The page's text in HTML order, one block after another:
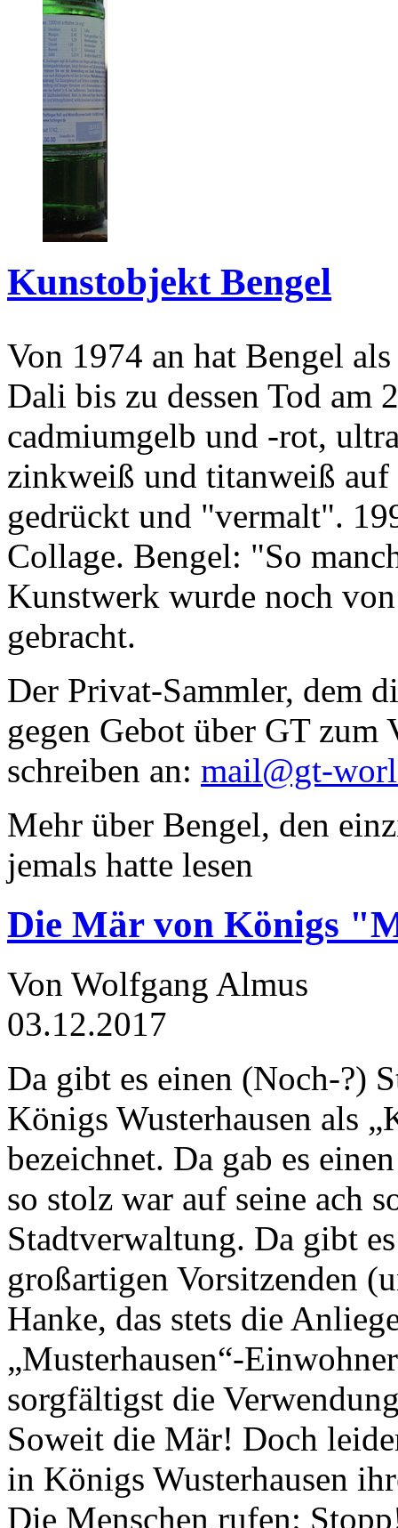
Kunstobjekt Bengel
Von 1974 an hat Bengel
Dali bis zu dessen Tod am
cadmiumgelb und -rot,
zinkweiß und titanweiß
gedrückt und "vermalt".
Collage. Bengel: "So
Kunstwerk wurde noch
gebracht.
Der Privat-Sammler, dem
gegen Gebot über GT zum
schreiben an: mail@gt-
Mehr über Bengel, den
jemals hatte lesen
Die Mär von Königs
Von Wolfgang Almus
03.12.2017
Da gibt es einen (Noch-?)
Königs Wusterhausen als
bezeichnet. Da gab es
so stolz war auf seine ach
Stadtverwaltung. Da gibt
großartigen Vorsitzenden
Hanke, das stets die
„Musterhausen“-
sorgfältigst die
Soweit die Mär! Doch
in Königs Wusterhausen
Die Menschen rufen: